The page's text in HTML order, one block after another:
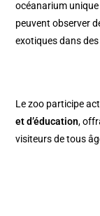
océanarium
peuvent observer
exotiques dans
Le zoo participe
et d’éducation,
visiteurs de tous